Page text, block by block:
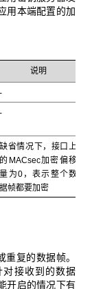
用本端配置的加
说明
-
-
缺省情况下，接口上
的MACsec加密偏移
量为0，表示整个数
据帧都要加密
复的数据帧。
对接收到的数据
开启的情况下有